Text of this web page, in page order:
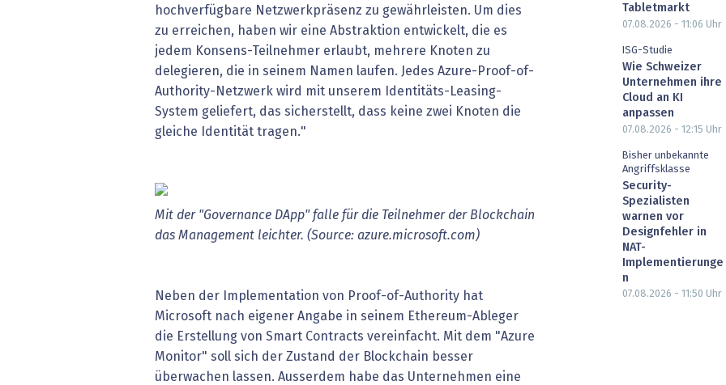
hochverfügbare Netzwerkpräsenz zu gewährleisten. Um dies
zu erreichen, haben wir eine Abstraktion entwickelt, die es
jedem Konsens-Teilnehmer erlaubt, mehrere Knoten zu
delegieren, die in seinem Namen laufen. Jedes Azure-Proof-of-
Authority-Netzwerk wird mit unserem Identitäts-Leasing-
System geliefert, das sicherstellt, dass keine zwei Knoten die
gleiche Identität tragen."
Mit der "Governance DApp" falle für die Teilnehmer der Blockchain
das Management leichter. (Source: azure.microsoft.com)
Neben der Implementation von Proof-of-Authority hat
Microsoft nach eigener Angabe in seinem Ethereum-Ableger
die Erstellung von Smart Contracts vereinfacht. Mit dem "Azure
Monitor" soll sich der Zustand der Blockchain besser
überwachen lassen. Ausserdem habe das Unternehmen eine
Tabletmarkt
07.08.2026 - 11:06 Uhr
ISG-Studie
Wie Schweizer
Unternehmen ihre
Cloud an KI
anpassen
07.08.2026 - 12:15 Uhr
Bisher unbekannte
Angriffsklasse
Security-
Spezialisten
warnen vor
Designfehler in
NAT-
Implementierunge
n
07.08.2026 - 11:50 Uhr